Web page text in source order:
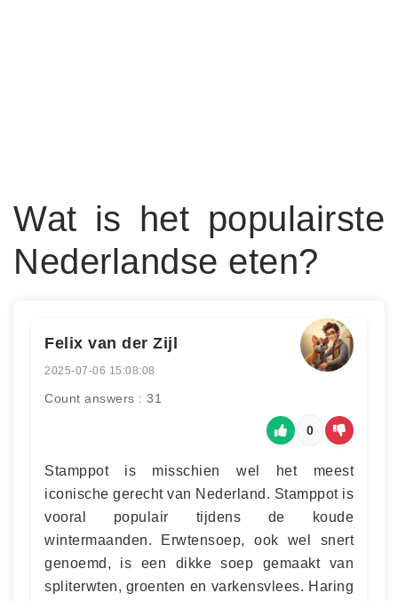
Wat is het populairste
Nederlandse eten?
Felix van der Zijl
2025-07-06 15:08:08
Count answers : 31
0
Stamppot is misschien wel het meest
iconische gerecht van Nederland. Stamppot is
vooral populair tijdens de koude
wintermaanden. Erwtensoep, ook wel snert
genoemd, is een dikke soep gemaakt van
spliterwten, groenten en varkensvlees. Haring